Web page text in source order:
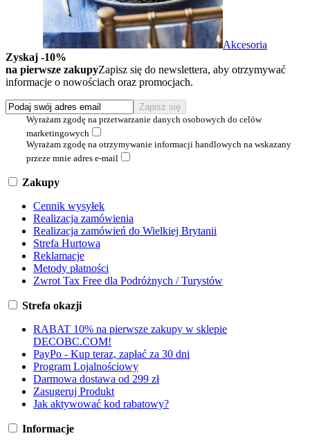
Akcesoria
Zyskaj -10%
na pierwsze zakupyZapisz się do newslettera, aby otrzymywać
informacje o nowościach oraz promocjach.
Wyrażam zgodę na przetwarzanie danych osobowych do celów
marketingowych
Wyrażam zgodę na otrzymywanie informacji handlowych na wskazany
przeze mnie adres e-mail
Zakupy
Cennik wysyłek
Realizacja zamówienia
Realizacja zamówień do Wielkiej Brytanii
Strefa Hurtowa
Reklamacje
Metody płatności
Zwrot Tax Free dla Podróżnych / Turystów
Strefa okazji
RABAT 10% na pierwsze zakupy w sklepie
DECOBC.COM!
PayPo - Kup teraz, zapłać za 30 dni
Program Lojalnościowy
Darmowa dostawa od 299 zł
Zasugeruj Produkt
Jak aktywować kod rabatowy?
Informacje